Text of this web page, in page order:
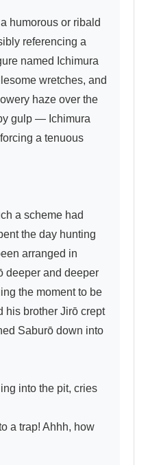
humorous or ribald
referencing a
named Ichimura
wretches, and
haze over the
gulp — Ichimura
a tenuous
a scheme had
the day hunting
arranged in
deeper and deeper
the moment to be
his brother Jirō crept
Saburō down into
into the pit, cries
a trap! Ahhh, how